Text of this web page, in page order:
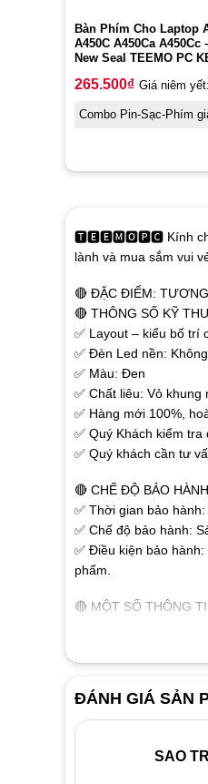
Bàn Phím Cho Laptop
A450C A450Ca A450Cc
New Seal TEEMO PC
265.500₫ Giá niêm yết:
Combo Pin-Sạc-Phím
🆃🅴🅴🅼🅾🅿🅲 Kính chào
lành và mua sắm vui
🔴 ĐẶC ĐIỂM:
🔴 THÔNG SỐ KỸ
✅ Layout – kiểu bố trí
✅ Đèn Led nền: Không
✅ Màu: Đen
✅ Chất liêu: Vỏ
✅ Hàng mới 100%,
✅ Quý Khách kiểm
✅ Quý khách cần tư
🔴 CHẾ ĐỘ BẢO
✅ Thời gian bảo
✅ Chế độ bảo hành:
✅ Điều kiện bảo
phẩm.
🔴 MỘT SỐ THÔNG
✅ Các chữ, số trên
✅ Sử dụng đầu cáp
không cần phải cài
✅ Thiết kế như bàn
🔴 DẤU HIỆU NHẬN
✅ Khi đánh máy
✅ Liệt phím biểu
ĐÁNH GIÁ SẢN
SAO